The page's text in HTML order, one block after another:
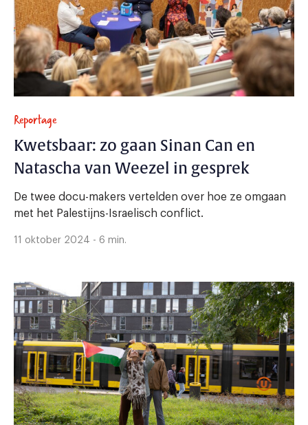
Reportage
Kwetsbaar: zo gaan Sinan Can en
Natascha van Weezel in gesprek
De twee docu-makers vertelden over hoe ze omgaan
met het Palestijns-Israelisch conflict.
11 oktober 2024 - 6 min.